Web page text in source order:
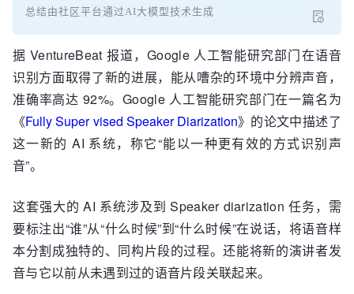
总结由社区平台通过AI大模型技术生成
据 VentureBeat 报道，Google 人工智能研究部门在语音
识别方面取得了新的进展，能从嘈杂的环境中分辨声音，
准确率高达 92%。Google 人工智能研究部门在一篇名为
《Fully Super vised Speaker Diarization》的论文中描述了
这一新的 AI 系统，称它“能以一种更有效的方式识别声
音”。
这套强大的 AI 系统涉及到 Speaker diarization 任务，需
要标注出“谁”从“什么时候”到“什么时候”在说话，将语音样
本分割成独特的、同构片段的过程。还能将新的演讲者发
音与它以前从未遇到过的语音片段关联起来。